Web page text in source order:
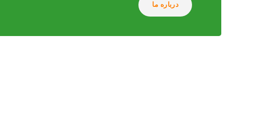
درباره ما